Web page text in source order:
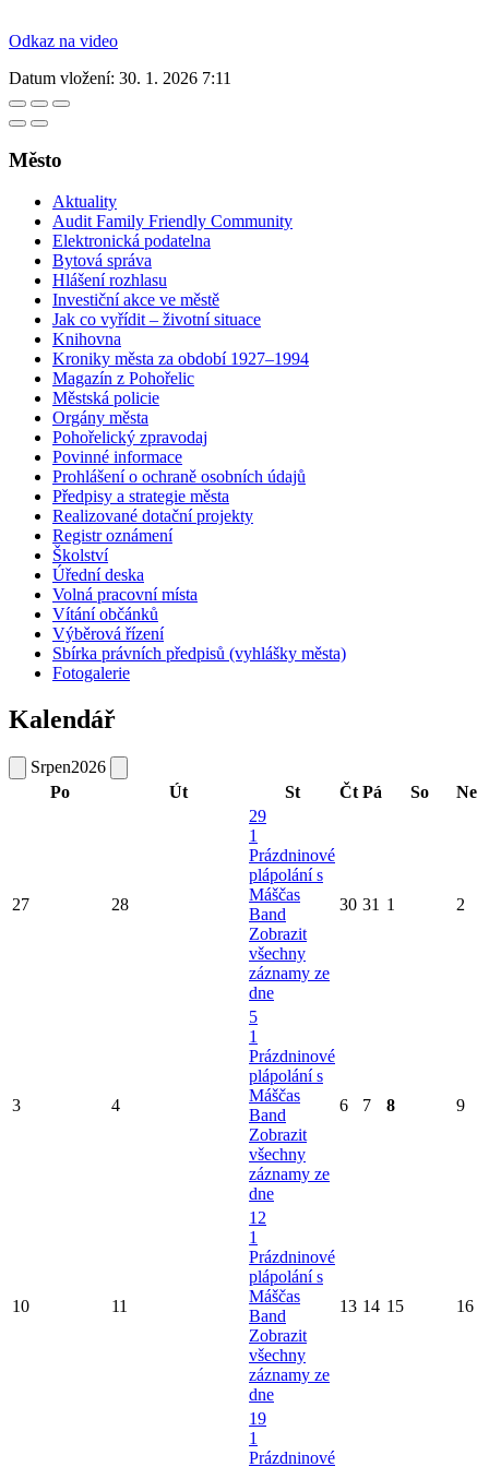
Odkaz na video
Datum vložení: 30. 1. 2026 7:11
Město
Aktuality
Audit Family Friendly Community
Elektronická podatelna
Bytová správa
Hlášení rozhlasu
Investiční akce ve městě
Jak co vyřídit – životní situace
Knihovna
Kroniky města za období 1927–1994
Magazín z Pohořelic
Městská policie
Orgány města
Pohořelický zpravodaj
Povinné informace
Prohlášení o ochraně osobních údajů
Předpisy a strategie města
Realizované dotační projekty
Registr oznámení
Školství
Úřední deska
Volná pracovní místa
Vítání občánků
Výběrová řízení
Sbírka právních předpisů (vyhlášky města)
Fotogalerie
Kalendář
Srpen2026
Po
Út St Čt Pá So Ne
27 28
29
1
Prázdninové
plápolání s
Máščas
Band
Zobrazit
všechny
záznamy ze
dne
30 31 1 2
3 4
5
1
Prázdninové
plápolání s
Máščas
Band
Zobrazit
všechny
záznamy ze
dne
6 7 8 9
10 11
12
1
Prázdninové
plápolání s
Máščas
Band
Zobrazit
všechny
záznamy ze
dne
13 14 15 16
19
1
Prázdninové